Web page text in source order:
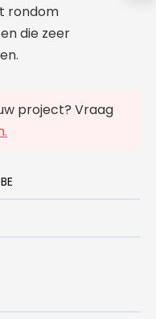
rondom
die zeer
project? Vraag